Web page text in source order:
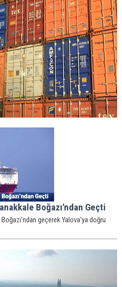
Boğazı'ndan Geçti
geçerek Yalova'ya doğru